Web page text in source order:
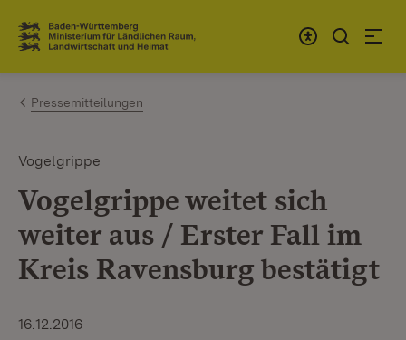
Zum Inhalt springen
Link zur Startseite
Pressemitteilungen
Vogelgrippe
Vogelgrippe weitet sich
weiter aus / Erster Fall im
Kreis Ravensburg bestätigt
16.12.2016